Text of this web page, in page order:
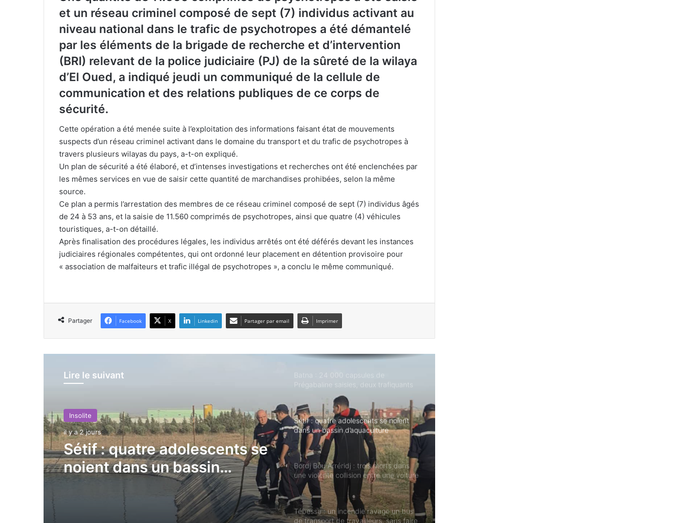
et un réseau criminel composé de sept (7) individus activant au
niveau national dans le trafic de psychotropes a été démantelé
par les éléments de la brigade de recherche et d’intervention
(BRI) relevant de la police judiciaire (PJ) de la sûreté de la wilaya
d’El Oued, a indiqué jeudi un communiqué de la cellule de
communication et des relations publiques de ce corps de
sécurité.
Cette opération a été menée suite à l’exploitation des informations faisant état de mouvements
suspects d’un réseau criminel activant dans le domaine du transport et du trafic de psychotropes à
travers plusieurs wilayas du pays, a-t-on expliqué.
Un plan de sécurité a été élaboré, et d’intenses investigations et recherches ont été enclenchées par
les mêmes services en vue de saisir cette quantité de marchandises prohibées, selon la même
source.
Ce plan a permis l’arrestation des membres de ce réseau criminel composé de sept (7) individus âgés
de 24 à 53 ans, et la saisie de 11.560 comprimés de psychotropes, ainsi que quatre (4) véhicules
touristiques, a-t-on détaillé.
Après finalisation des procédures légales, les individus arrêtés ont été déférés devant les instances
judiciaires régionales compétentes, qui ont ordonné leur placement en détention provisoire pour
« association de malfaiteurs et trafic illégal de psychotropes », a conclu le même communiqué.
Partager Facebook X Linkedin Partager par email Imprimer
Lire le suivant
Insolite
il y a 2 jours
Sétif : quatre adolescents se
noient dans un bassin
Insolite
il y a 2 jours
Bordj Bou Arréridj : trois
morts dans une violente
collision entre une voiture et
plusieurs wilayas
dérapage d’un bus de voyageurs
Wilaya d’Alger : perturbation de
l’alimentation en eau dans plusieurs
communes jusqu’à mercredi
suspects
Sétif : quatre adolescents se noient
dans un bassin d’aquaculture
Bordj Bou Arréridj : trois morts dans
une violente collision entre une voiture
et un camion
Tébessa : un incendie ravage un bus
de transport de travailleurs, sans faire
de victimes
Tébessa : deux trafiquants arrêtés,